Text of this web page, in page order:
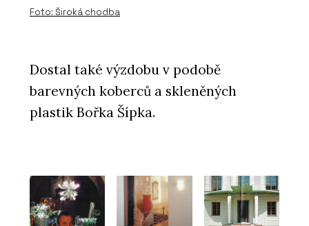
Foto: Široká chodba
Dostal také výzdobu v podobě
barevných koberců a skleněných
plastik Bořka Šípka.